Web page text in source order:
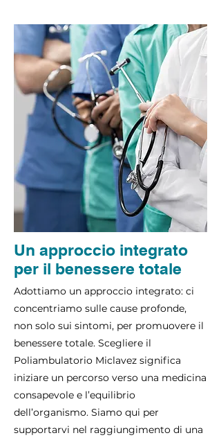
Un approccio integrato
per il benessere totale
Adottiamo un approccio integrato: ci
concentriamo sulle cause profonde,
non solo sui sintomi, per promuovere il
benessere totale. Scegliere il
Poliambulatorio Miclavez significa
iniziare un percorso verso una medicina
consapevole e l’equilibrio
dell’organismo. Siamo qui per
supportarvi nel raggiungimento di una